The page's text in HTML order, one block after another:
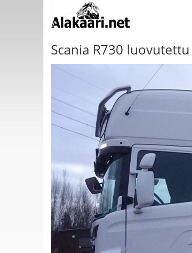
Scania R730